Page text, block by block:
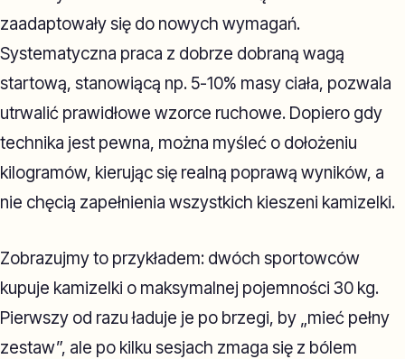
zaadaptowały się do nowych wymagań.
Systematyczna praca z dobrze dobraną wagą
startową, stanowiącą np. 5-10% masy ciała, pozwala
utrwalić prawidłowe wzorce ruchowe. Dopiero gdy
technika jest pewna, można myśleć o dołożeniu
kilogramów, kierując się realną poprawą wyników, a
nie chęcią zapełnienia wszystkich kieszeni kamizelki.
Zobrazujmy to przykładem: dwóch sportowców
kupuje kamizelki o maksymalnej pojemności 30 kg.
Pierwszy od razu ładuje je po brzegi, by „mieć pełny
zestaw”, ale po kilku sesjach zmaga się z bólem